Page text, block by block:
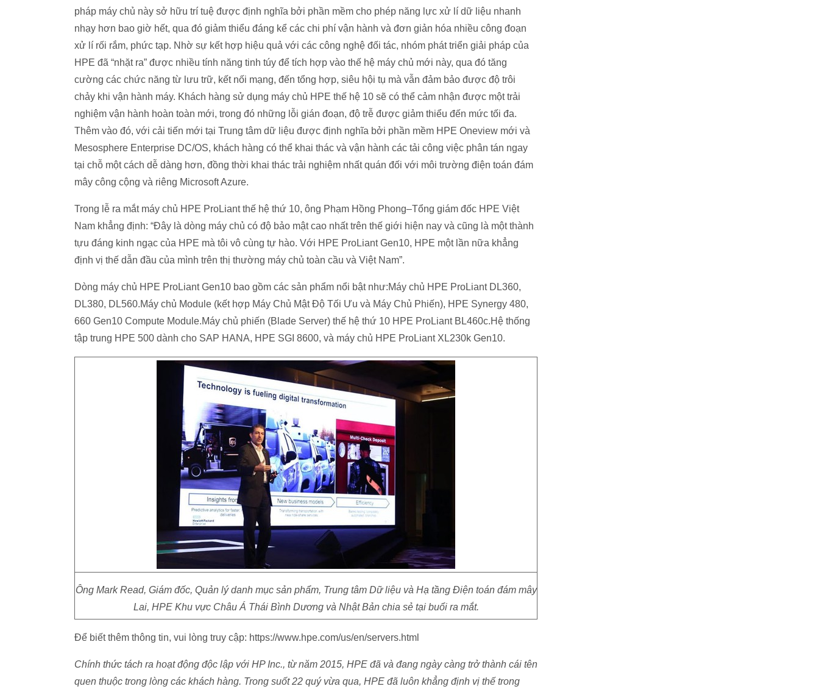
pháp máy chủ này sở hữu trí tuệ được định nghĩa bởi phần mềm cho phép năng lực xử lí dữ liệu nhanh
nhạy hơn bao giờ hết, qua đó giảm thiểu đáng kể các chi phí vận hành và đơn giản hóa nhiều công đoạn
xử lí rối rắm, phức tạp. Nhờ sự kết hợp hiệu quả với các công nghệ đối tác, nhóm phát triển giải pháp của
HPE đã “nhặt ra” được nhiều tính năng tinh túy để tích hợp vào thế hệ máy chủ mới này, qua đó tăng
cường các chức năng từ lưu trữ, kết nối mạng, đến tổng hợp, siêu hội tụ mà vẫn đảm bảo được độ trôi
chảy khi vận hành máy. Khách hàng sử dụng máy chủ HPE thế hệ 10 sẽ có thể cảm nhận được một trải
nghiệm vận hành hoàn toàn mới, trong đó những lỗi gián đoạn, độ trễ được giảm thiểu đến mức tối đa.
Thêm vào đó, với cải tiến mới tại Trung tâm dữ liệu được định nghĩa bởi phần mềm HPE Oneview mới và
Mesosphere Enterprise DC/OS, khách hàng có thể khai thác và vận hành các tải công việc phân tán ngay
tại chỗ một cách dễ dàng hơn, đồng thời khai thác trải nghiệm nhất quán đối với môi trường điện toán đám
mây công cộng và riêng Microsoft Azure.
Trong lễ ra mắt máy chủ HPE ProLiant thế hệ thứ 10, ông Phạm Hồng Phong–Tổng giám đốc HPE Việt
Nam khẳng định: “Đây là dòng máy chủ có độ bảo mật cao nhất trên thế giới hiện nay và cũng là một thành
tựu đáng kinh ngạc của HPE mà tôi vô cùng tự hào. Với HPE ProLiant Gen10, HPE một lần nữa khẳng
định vị thế dẫn đầu của mình trên thị thường máy chủ toàn cầu và Việt Nam”.
Dòng máy chủ HPE ProLiant Gen10 bao gồm các sản phẩm nổi bật như:Máy chủ HPE ProLiant DL360,
DL380, DL560.Máy chủ Module (kết hợp Máy Chủ Mật Độ Tối Ưu và Máy Chủ Phiến), HPE Synergy 480,
660 Gen10 Compute Module.Máy chủ phiến (Blade Server) thế hệ thứ 10 HPE ProLiant BL460c.Hệ thống
tập trung HPE 500 dành cho SAP HANA, HPE SGI 8600, và máy chủ HPE ProLiant XL230k Gen10.
Ông Mark Read, Giám đốc, Quản lý danh mục sản phẩm, Trung tâm Dữ liệu và Hạ tầng Điện toán đám mây
Lai, HPE Khu vực Châu Á Thái Bình Dương và Nhật Bản chia sẻ tại buổi ra mắt.
Để biết thêm thông tin, vui lòng truy cập: https://www.hpe.com/us/en/servers.html
Chính thức tách ra hoạt động độc lập với HP Inc., từ năm 2015, HPE đã và đang ngày càng trở thành cái tên
quen thuộc trong lòng các khách hàng. Trong suốt 22 quý vừa qua, HPE đã luôn khẳng định vị thế trong